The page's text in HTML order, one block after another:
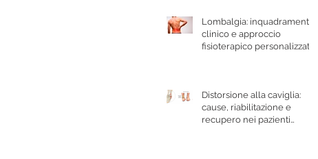
Lombalgia: inquadramento
clinico e approccio
fisioterapico personalizzato
Distorsione alla caviglia:
cause, riabilitazione e
recupero nei pazienti